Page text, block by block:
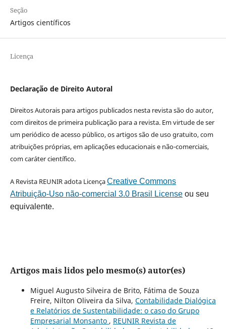
Seção
Artigos científicos
Licença
Declaração de Direito Autoral
Direitos Autorais para artigos publicados nesta revista são do autor,
com direitos de primeira publicação para a revista. Em virtude de ser
um periódico de acesso público, os artigos são de uso gratuito, com
atribuições próprias, em aplicações educacionais e não-comerciais,
com caráter científico.
A Revista REUNIR adota LicençaCreative Commons
Atribuição-Uso não-comercial 3.0 Brasil Licenseou seu
equivalente.
Artigos mais lidos pelo mesmo(s) autor(es)
Miguel Augusto Silveira de Brito, Fátima de Souza
Freire, Nilton Oliveira da Silva, Contabilidade Dialógica
e Relatórios de Sustentabilidade: o caso do Grupo
Empresarial Monsanto , REUNIR Revista de